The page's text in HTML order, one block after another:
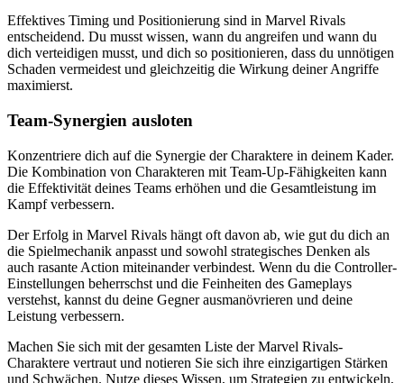
Effektives Timing und Positionierung sind in Marvel Rivals
entscheidend. Du musst wissen, wann du angreifen und wann du
dich verteidigen musst, und dich so positionieren, dass du unnötigen
Schaden vermeidest und gleichzeitig die Wirkung deiner Angriffe
maximierst.
Team-Synergien ausloten
Konzentriere dich auf die Synergie der Charaktere in deinem Kader.
Die Kombination von Charakteren mit Team-Up-Fähigkeiten kann
die Effektivität deines Teams erhöhen und die Gesamtleistung im
Kampf verbessern.
Der Erfolg in Marvel Rivals hängt oft davon ab, wie gut du dich an
die Spielmechanik anpasst und sowohl strategisches Denken als
auch rasante Action miteinander verbindest. Wenn du die Controller-
Einstellungen beherrschst und die Feinheiten des Gameplays
verstehst, kannst du deine Gegner ausmanövrieren und deine
Leistung verbessern.
Machen Sie sich mit der gesamten Liste der Marvel Rivals-
Charaktere vertraut und notieren Sie sich ihre einzigartigen Stärken
und Schwächen. Nutze dieses Wissen, um Strategien zu entwickeln,